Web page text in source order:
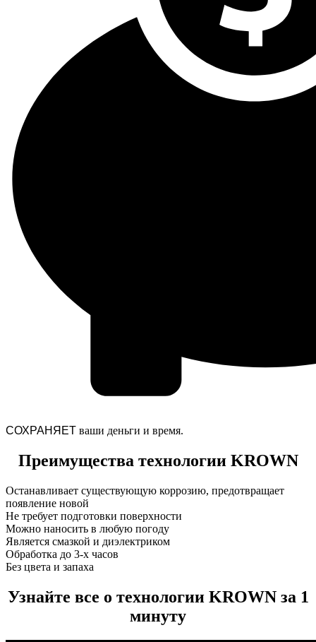
СОХРАНЯЕТ ваши деньги и время.
Преимущества технологии KROWN
Останавливает существующую коррозию, предотвращает
появление новой
Не требует подготовки поверхности
Можно наносить в любую погоду
Является смазкой и диэлектриком
Обработка до 3-х часов
Без цвета и запаха
Узнайте все о технологии KROWN за 1
минуту